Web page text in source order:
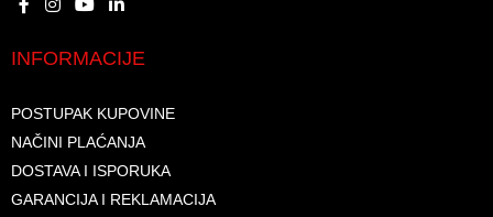
INFORMACIJE
POSTUPAK KUPOVINE
NAČINI PLAĆANJA
DOSTAVA I ISPORUKA
GARANCIJA I REKLAMACIJA